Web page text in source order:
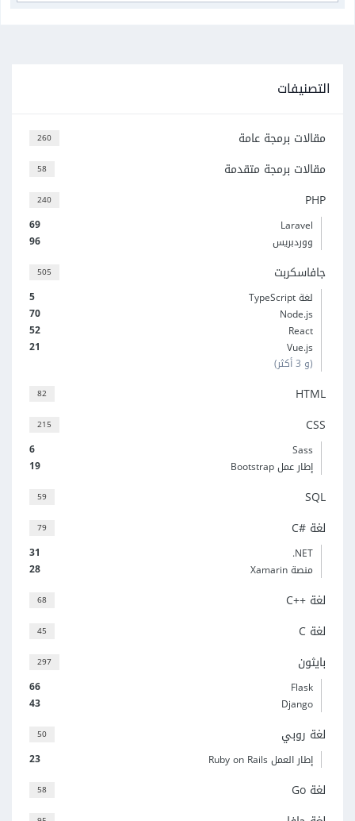
التصنيفات
260 مقالات برمجة عامة
58 مقالات برمجة متقدمة
240 PHP
69
Laravel
96
ووردبريس
505 جافاسكربت
5
لغة TypeScript
70
Node.js
52
React
21
Vue.js
(و 3 أكثر)
82 HTML
215 CSS
6
Sass
19
إطار عمل Bootstrap
59 SQL
79 لغة C#‎
31
‎.NET
28
منصة Xamarin
68 لغة C++‎
45 لغة C
297 بايثون
66
Flask
43
Django
50 لغة روبي
23 إطار العمل Ruby on Rails
58 لغة Go